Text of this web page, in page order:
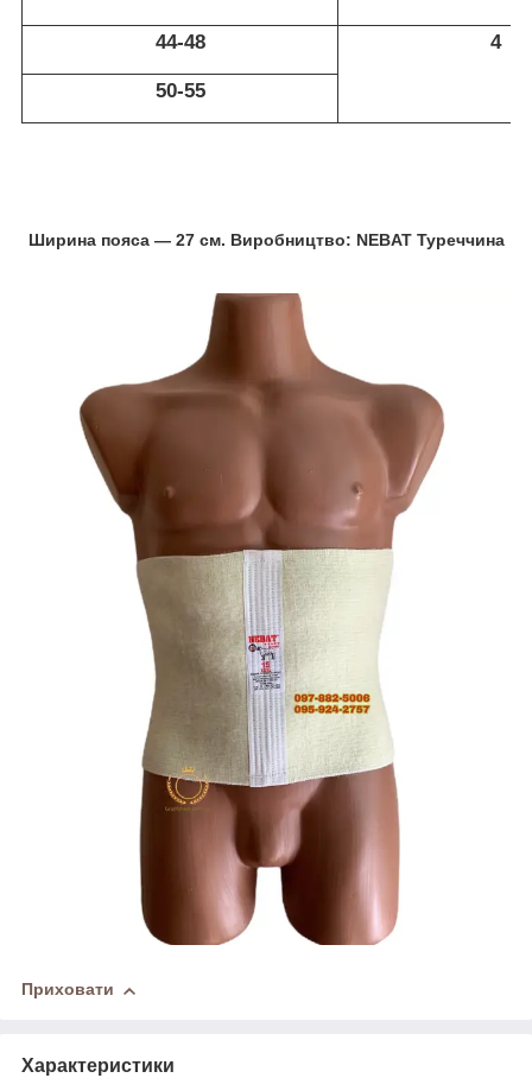
44-48 4
50-55
Ширина пояса — 27 см. Виробництво: NEBAT Туреччина
Приховати
Характеристики